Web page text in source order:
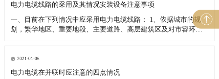
电力电缆线路的采用及其情况安装设备注意事项
一、目前在下列情况中应采用电力电缆线路： 1、依据城市的规
划，繁华地区、重要地段、主要道路、高层建筑区及对市容环境
2021-01-06
电力电缆在并联时应注意的四点情况